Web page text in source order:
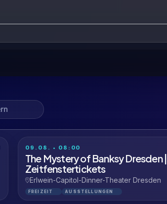
09.08. • 08:00
The Mystery of Banksy Dresden |
Zeitfenstertickets
Erlwein-Capitol-Dinner-Theater Dresden
FREIZEIT AUSSTELLUNGEN